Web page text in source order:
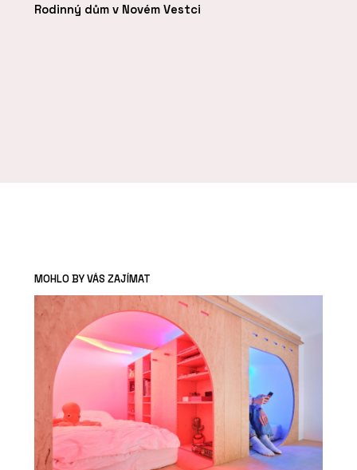
Rodinný dům v Novém Vestci
MOHLO BY VÁS ZAJÍMAT